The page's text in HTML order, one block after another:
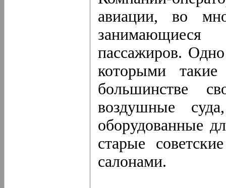
авиации, во
пассажиров.
которыми
большинстве
воздушные
оборудованные
старые
салонами.